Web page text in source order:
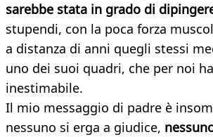
sarebbe stata in grado di
stupendi, con la poca forza
a distanza di anni quegli stessi
uno dei suoi quadri, che per noi
inestimabile.
Il mio messaggio di padre è
nessuno si erga a giudice,